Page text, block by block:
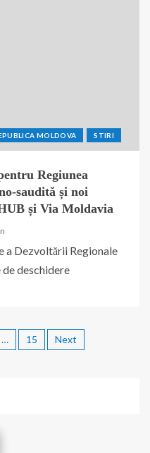
MOLDOVA STIRI
Regiunea
saudită și noi
și Via Moldavia
a Dezvoltării Regionale
deschidere
… 15 Next